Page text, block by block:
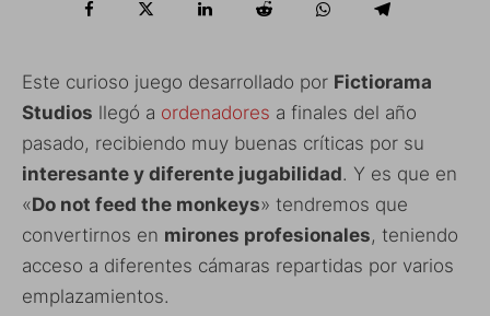
Este curioso juego desarrollado por Fictiorama
Studios llegó a ordenadores a finales del año
pasado, recibiendo muy buenas críticas por su
interesante y diferente jugabilidad. Y es que en
«Do not feed the monkeys» tendremos que
convertirnos en mirones profesionales, teniendo
acceso a diferentes cámaras repartidas por varios
emplazamientos.